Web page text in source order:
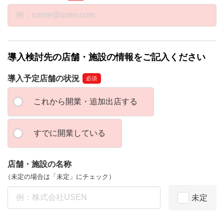
導入検討先の店舗・施設の情報をご記入ください
導入予定店舗の状況 必須
これから開業・追加出店する
すでに開業している
店舗・施設の名称
（未定の場合は「未定」にチェック）
未定